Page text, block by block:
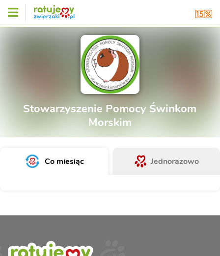
Stowarzyszenie Pomocy Świnkom
Morskim
Co miesiąc Jednorazowo